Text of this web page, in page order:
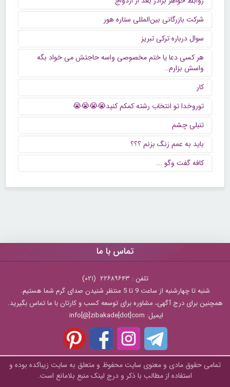
شرکت بازرگانی بین‌المللی ستاره هور
سوال درباره ترکی تبریز
هر کسی دعا یا ختم مخصوصی واسه حاجتش می خواد بگه
واسش بزارم..
کار
توروخدا تو انتخاب رشته کمکم کنید😭😭😭😭
تنبلی چشم
باید به عمم زنگ بزنم ؟؟؟
كافه گفت وگو ...
تماس با ما
تلفن : ۲۲۶۸۹۶۴۳ (۰۲۱)
شنبه تا چهارشنبه از ساعت 9 تا 5 منتظر شنیدن صدای گرم شما هستیم.
همچنین برای درج آگهی، مشاوره برای توسعه کسب و کارتان با ما تماس بگیرید.
ایمیل: info[@]zibakade[dot]com
تمامی حقوق مادی و معنوی سایت محفوظ و متعلق به سايت زیباکده بوده و
استفاده از مطالب با ذکر و درج لینک منبع بلامانع است.